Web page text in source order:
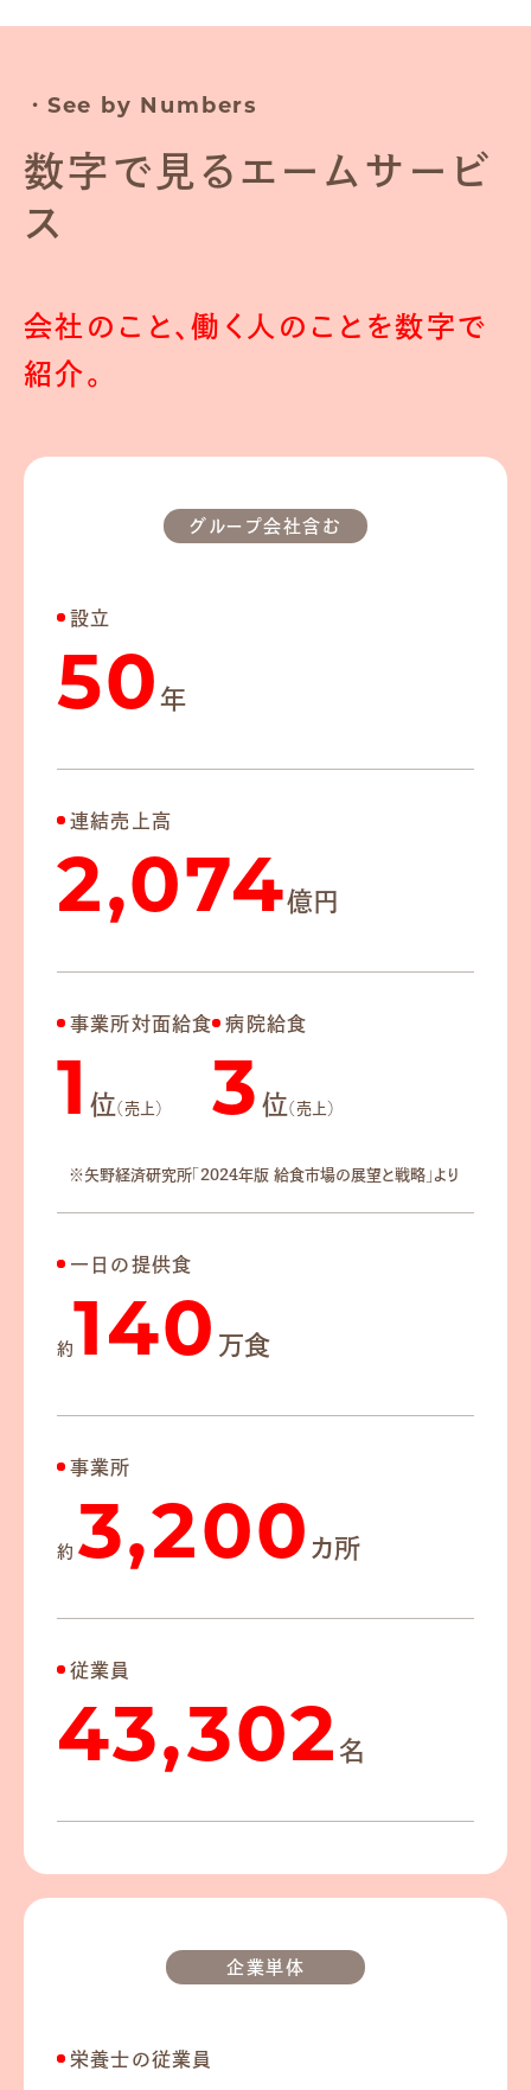
・See by Numbers
数字で見るエームサービ
ス
会社のこと、働く人のことを数字で
紹介。
グループ会社含む
設立
50年
連結売上高
2,074億円
事業所対面給食
1位（売上）
病院給食
3 位（売上）
※矢野経済研究所「2024年版 給食市場の展望と戦略」より
一日の提供食
約140 万食
事業所
約 3,200 カ所
従業員
43,302 名
企業単体
栄養士の従業員